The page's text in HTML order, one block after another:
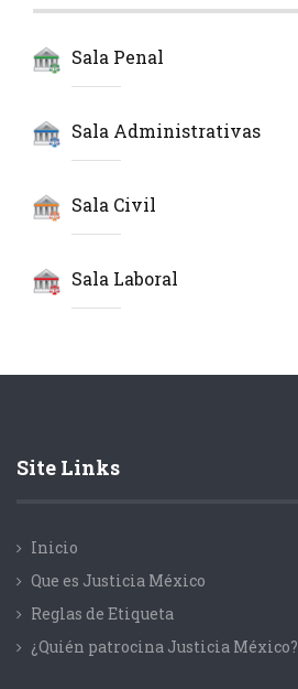
Sala Penal
Sala Administrativas
Sala Civil
Sala Laboral
Site Links
Inicio
Que es Justicia México
Reglas de Etiqueta
¿Quién patrocina Justicia México?